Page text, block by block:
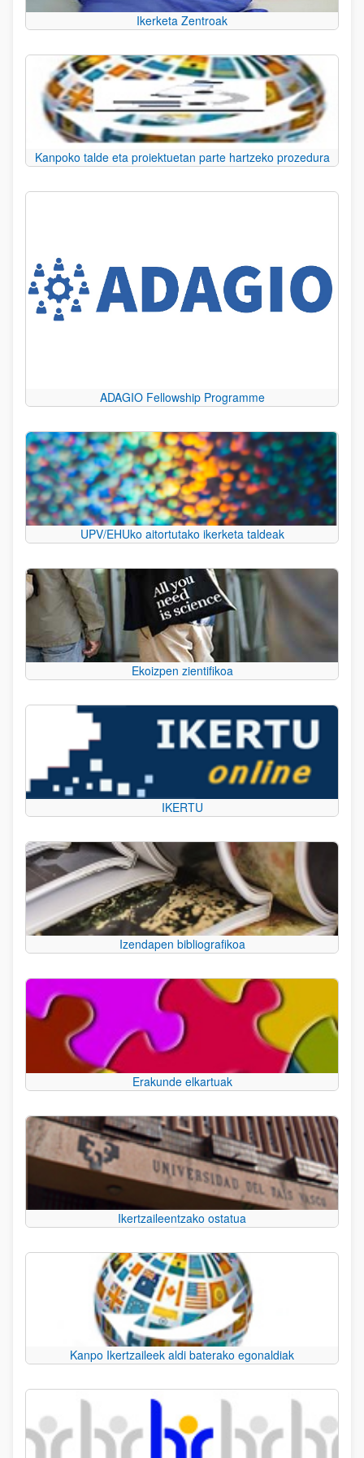
Ikerketa Zentroak
Kanpoko talde eta proiektuetan parte hartzeko prozedura
ADAGIO Fellowship Programme
UPV/EHUko aitortutako ikerketa taldeak
Ekoizpen zientifikoa
IKERTU
Izendapen bibliografikoa
Erakunde elkartuak
Ikertzaileentzako ostatua
Kanpo Ikertzaileek aldi baterako egonaldiak